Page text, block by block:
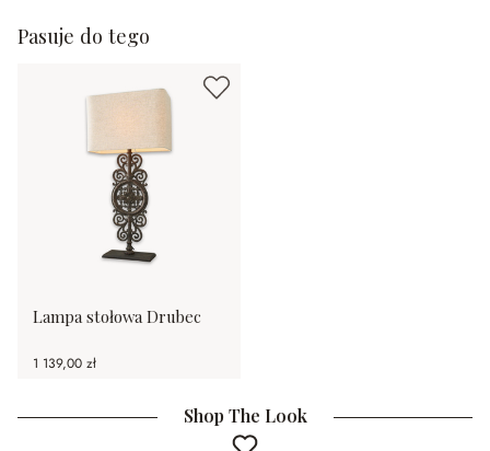
Pasuje do tego
Lampa stołowa Drubec
1 139,00 zł
Shop The Look